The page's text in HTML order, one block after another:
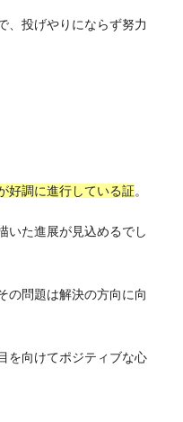
、投げやりにならず努力
好調に進行している証。
いた進展が見込めるでし
の問題は解決の方向に向
を向けてポジティブな心